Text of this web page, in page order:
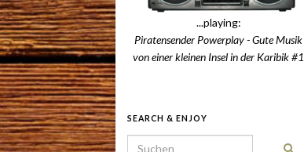
...playing:
Piratensender Powerplay - Gute Musik
von einer kleinen Insel in der Karibik #1
SEARCH & ENJOY
Search for: